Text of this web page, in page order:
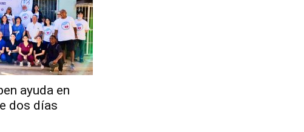
ayuda en
dos días